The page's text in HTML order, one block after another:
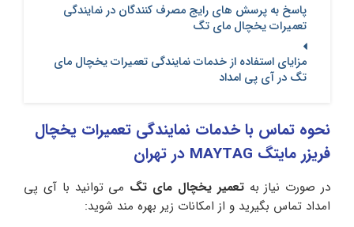
پاسخ به پرسش های رایج مصرف کنندگان در نمایندگی
تعمیرات یخچال مای تگ
مزایای استفاده از خدمات نمایندگی تعمیرات یخچال مای
تگ در آی پی امداد
نحوه تماس با خدمات نمایندگی تعمیرات یخچال
فریزر مایتگ MAYTAG در تهران
در صورت نیاز بهتعمیر یخچال مای تگ می توانید با آی پی
امداد تماس بگیرید و از امکانات زیر بهره مند شوید: